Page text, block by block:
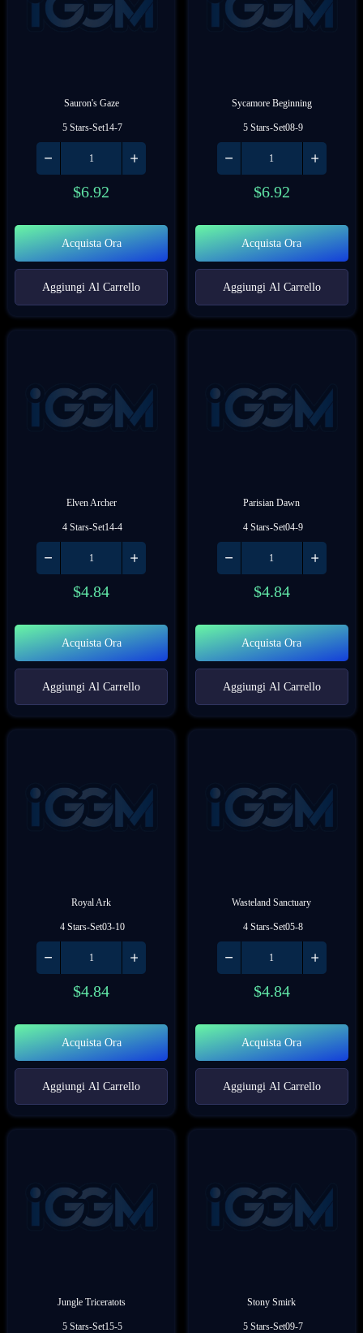
Sauron's Gaze
5 Stars-Set14-7
$6.92
Acquista Ora
Aggiungi Al Carrello
Sycamore Beginning
5 Stars-Set08-9
$6.92
Acquista Ora
Aggiungi Al Carrello
Elven Archer
4 Stars-Set14-4
$4.84
Acquista Ora
Aggiungi Al Carrello
Parisian Dawn
4 Stars-Set04-9
$4.84
Acquista Ora
Aggiungi Al Carrello
Royal Ark
4 Stars-Set03-10
$4.84
Acquista Ora
Aggiungi Al Carrello
Wasteland Sanctuary
4 Stars-Set05-8
$4.84
Acquista Ora
Aggiungi Al Carrello
Jungle Triceratots
5 Stars-Set15-5
Stony Smirk
5 Stars-Set09-7